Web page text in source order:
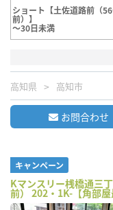
ショート【土佐道路前（
前）】
～30日未満
高知県 高知市
お問合わせ
キャンペーン
Kマンスリー桟橋通三
前） 202・1K-【角部